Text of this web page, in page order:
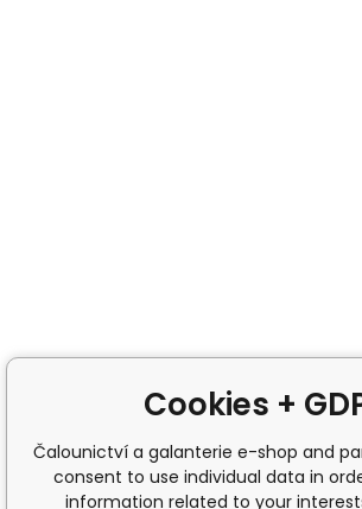
Cookies +
Čalounictví a galanterie e-shop and
consent to use individual data in
information related to your